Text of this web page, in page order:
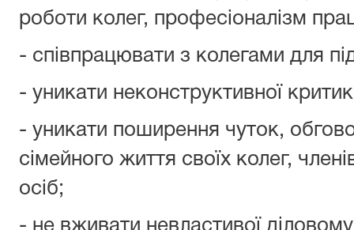
роботи колег, професіоналізм
- співпрацювати з колегами для
- уникати неконструктивної
- уникати поширення чуток,
сімейного життя своїх колег,
осіб;
- не вживати невластивої